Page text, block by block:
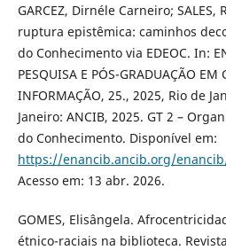
GARCEZ, Dirnéle Carneiro;
ruptura epistêmica: caminhos
do Conhecimento via EDEOC. In:
PESQUISA E PÓS-GRADUAÇÃO EM
INFORMAÇÃO, 25., 2025, Rio de
Janeiro: ANCIB, 2025. GT 2 –
do Conhecimento. Disponível em:
https://enancib.ancib.org/
Acesso em: 13 abr. 2026.
GOMES, Elisângela.
étnico-raciais na biblioteca.